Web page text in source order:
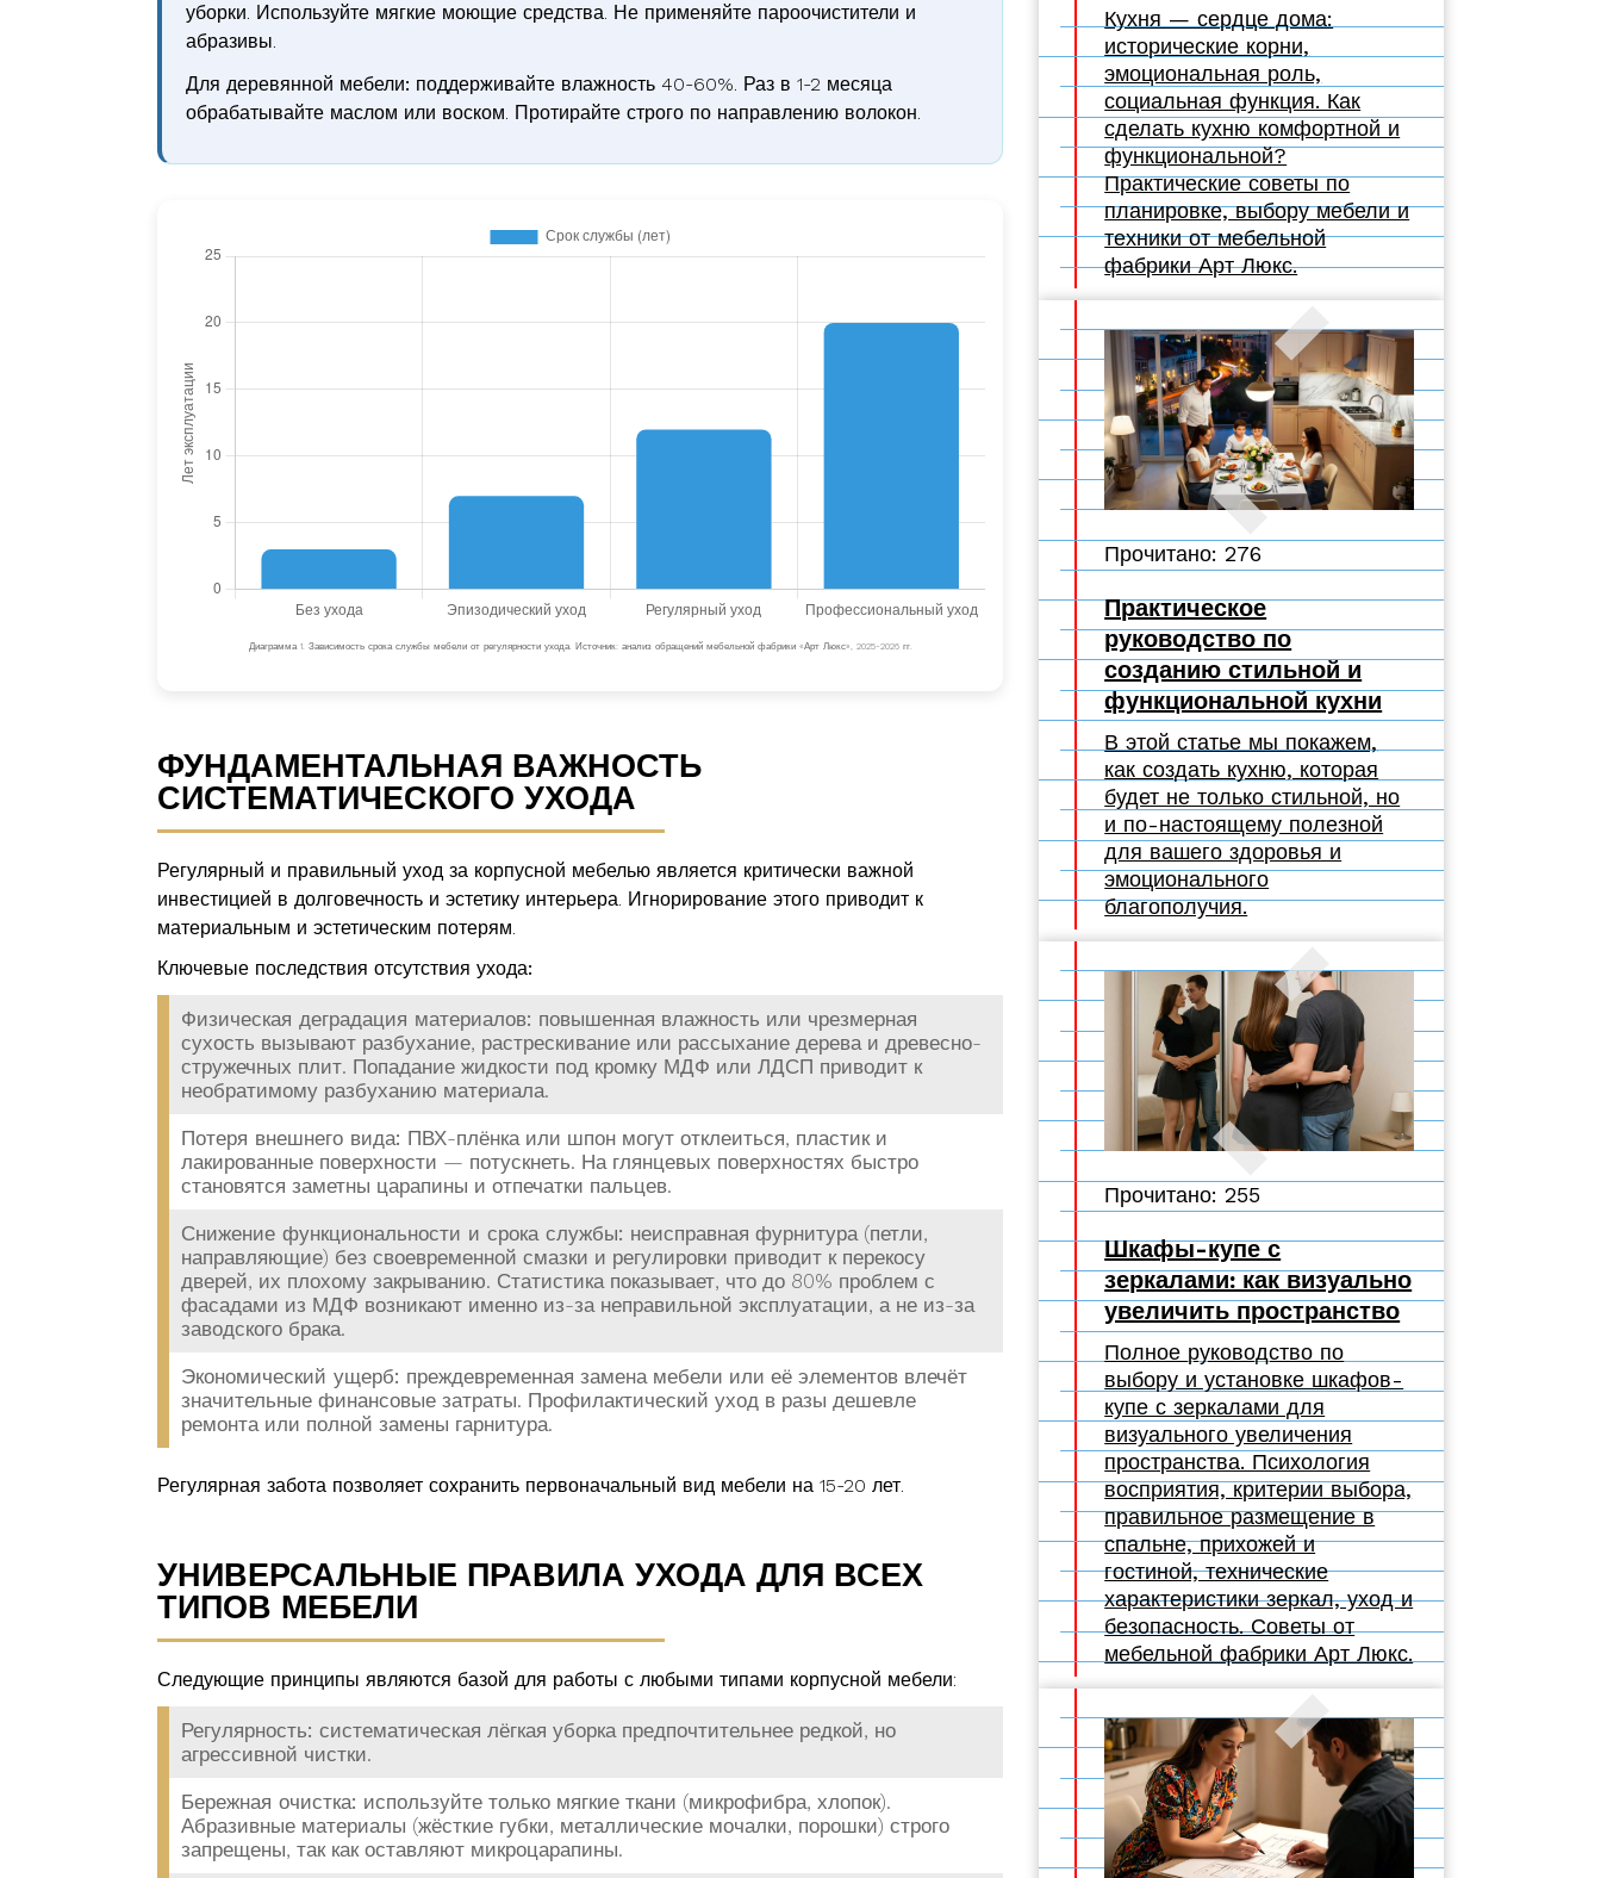
Кухня — сердце дома:
исторические корни,
эмоциональная роль,
социальная функция. Как
сделать кухню комфортной и
функциональной?
Практические советы по
планировке, выбору мебели и
техники от мебельной
фабрики Арт Люкс.
Прочитано: 276
Практическое
руководство по
созданию стильной и
функциональной кухни
В этой статье мы покажем,
как создать кухню, которая
будет не только стильной, но
и по-настоящему полезной
для вашего здоровья и
эмоционального
благополучия.
Прочитано: 255
Шкафы-купе с
зеркалами: как визуально
увеличить пространство
Полное руководство по
выбору и установке шкафов-
купе с зеркалами для
визуального увеличения
пространства. Психология
восприятия, критерии выбора,
правильное размещение в
спальне, прихожей и
гостиной, технические
характеристики зеркал, уход и
безопасность. Советы от
мебельной фабрики Арт Люкс.
уборки. Используйте мягкие моющие средства. Не применяйте пароочистители и
абразивы.
Для деревянной мебели: поддерживайте влажность 40-60%. Раз в 1-2 месяца
обрабатывайте маслом или воском. Протирайте строго по направлению волокон.
Диаграмма 1. Зависимость срока службы мебели от регулярности ухода. Источник: анализ обращений мебельной фабрики «Арт Люкс», 2025-2026 гг.
ФУНДАМЕНТАЛЬНАЯ ВАЖНОСТЬ
СИСТЕМАТИЧЕСКОГО УХОДА
Регулярный и правильный уход за корпусной мебелью является критически важной
инвестицией в долговечность и эстетику интерьера. Игнорирование этого приводит к
материальным и эстетическим потерям.
Ключевые последствия отсутствия ухода:
Физическая деградация материалов: повышенная влажность или чрезмерная
сухость вызывают разбухание, растрескивание или рассыхание дерева и древесно-
стружечных плит. Попадание жидкости под кромку МДФ или ЛДСП приводит к
необратимому разбуханию материала.
Потеря внешнего вида: ПВХ-плёнка или шпон могут отклеиться, пластик и
лакированные поверхности — потускнеть. На глянцевых поверхностях быстро
становятся заметны царапины и отпечатки пальцев.
Снижение функциональности и срока службы: неисправная фурнитура (петли,
направляющие) без своевременной смазки и регулировки приводит к перекосу
дверей, их плохому закрыванию. Статистика показывает, что до 80% проблем с
фасадами из МДФ возникают именно из-за неправильной эксплуатации, а не из-за
заводского брака.
Экономический ущерб: преждевременная замена мебели или её элементов влечёт
значительные финансовые затраты. Профилактический уход в разы дешевле
ремонта или полной замены гарнитура.
Регулярная забота позволяет сохранить первоначальный вид мебели на 15-20 лет.
УНИВЕРСАЛЬНЫЕ ПРАВИЛА УХОДА ДЛЯ ВСЕХ
ТИПОВ МЕБЕЛИ
Следующие принципы являются базой для работы с любыми типами корпусной мебели:
Регулярность: систематическая лёгкая уборка предпочтительнее редкой, но
агрессивной чистки.
Бережная очистка: используйте только мягкие ткани (микрофибра, хлопок).
Абразивные материалы (жёсткие губки, металлические мочалки, порошки) строго
запрещены, так как оставляют микроцарапины.